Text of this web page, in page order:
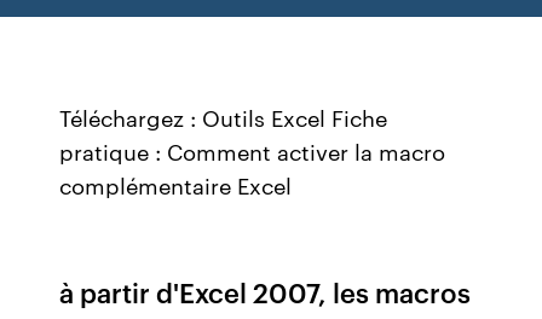
Téléchargez : Outils Excel Fiche
pratique : Comment activer la macro
complémentaire Excel
à partir d'Excel 2007, les macros